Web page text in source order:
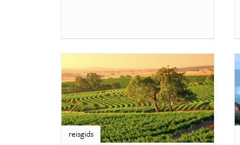
reisgids